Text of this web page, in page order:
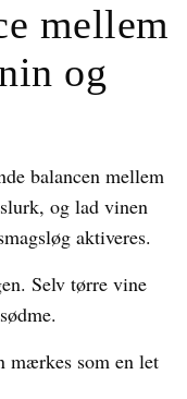
mellem
og
balancen mellem
og lad vinen
aktiveres.
Selv tørre vine
mærkes som en let